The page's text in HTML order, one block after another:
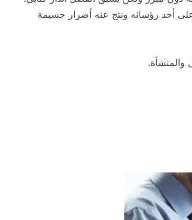
أحد رؤسائه ونتج عنه أضرار جسيمة
والمنشأة.